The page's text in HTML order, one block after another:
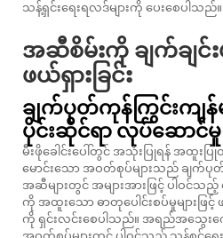
သန့်ရှင်းရေးရလဒ်များကို ပေးစေပါသည်။
အဆီစိမ်းကို ချက်ချင်း
ဖယ်ရှားခြင်း
ချက်ပုတ်ကုန်ကြွင်းကျ
ပိုင်းဆိုင်ရာ လုပ်ဆောင်မှု
မီးဖိုခေါင်းပေါ်တွင် အသုံးပြုရန် အထူးပြု
မောင်းသော အဝတ်စုပ်များသည် ချက်ပု
အဆီများတွင် အများအားဖြင့် ပါဝင်သ
ကို အထူးသော ဓာတုပေါင်းစပ်မှုများဖြင့်
ကို ရှင်းလင်းစေပါသည်။ အရည်အသွေးကော